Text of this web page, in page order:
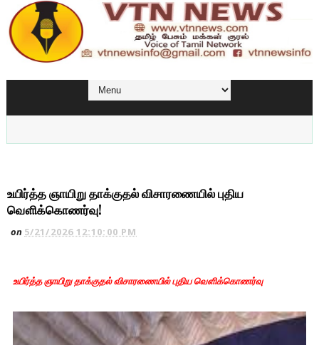
உயிர்த்த ஞாயிறு தாக்குதல் விசாரணையில் புதிய
வௌிக்கொணர்வு!
on 5/21/2026 12:10:00 PM
உயிர்த்த ஞாயிறு தாக்குதல் விசாரணையில் புதிய வௌிக்கொணர்வு